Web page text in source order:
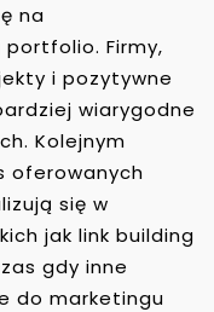
na
Firmy,
i pozytywne
wiarygodne
Kolejnym
oferowanych
się w
jak link building
gdy inne
do marketingu